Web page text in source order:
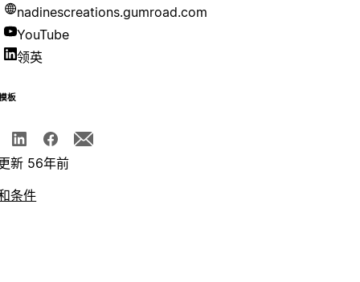
nadinescreations.gumroad.com
YouTube
领英
板
新 56年前
条件